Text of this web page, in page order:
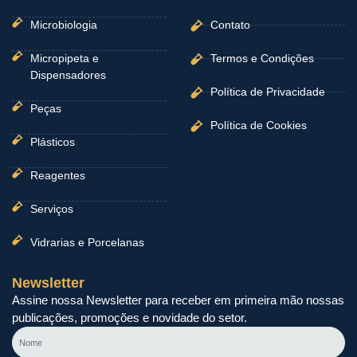
Microbiologia
Micropipeta e
Dispensadores
Peças
Plásticos
Reagentes
Serviços
Vidrarias e Porcelanas
Contato
Termos e Condições
Política de Privacidade
Política de Cookies
Newsletter
Assine nossa Newsletter para receber em primeira mão nossas
publicações, promoções e novidade do setor.
Nome